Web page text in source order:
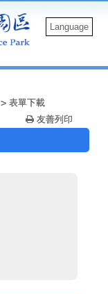
Language
>表單下載
友善列印